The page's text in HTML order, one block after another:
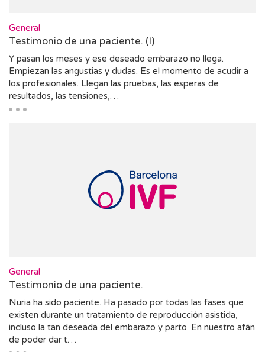
General
Testimonio de una paciente. (I)
Y pasan los meses y ese deseado embarazo no llega.
Empiezan las angustias y dudas. Es el momento de acudir a
los profesionales. Llegan las pruebas, las esperas de
resultados, las tensiones,…
General
Testimonio de una paciente.
Nuria ha sido paciente. Ha pasado por todas las fases que
existen durante un tratamiento de reproducción asistida,
incluso la tan deseada del embarazo y parto. En nuestro afán
de poder dar t…